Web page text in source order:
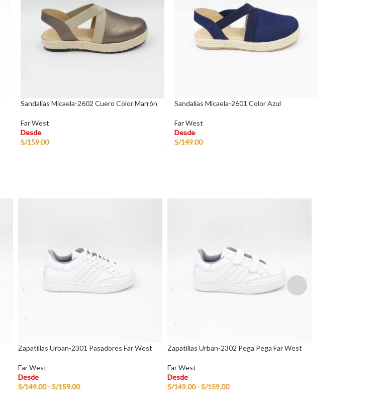
Sandalias Micaela-2602 Cuero Color Marrón
Far West
Desde
S/159.00
Sandalias Micaela-2601 Color Azul
Far West
Desde
S/149.00
Zapatillas Urban-2301 Pasadores Far West
Far West
Desde
S/149.00 -S/159.00
Zapatillas Urban-2302 Pega Pega Far West
Far West
Desde
S/149.00 -S/159.00